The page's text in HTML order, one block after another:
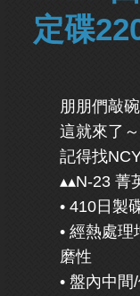
定碟
朋朋們敲
這就來了
記得找
▴▴N-23 菁
• 410日製
• 經熱處
磨性
• 盤內中